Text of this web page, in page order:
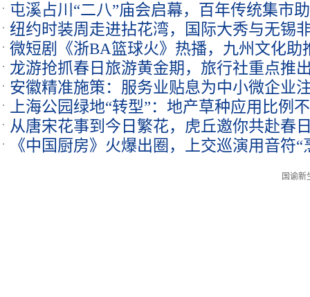
屯溪占川“二八”庙会启幕，百年传统集市
纽约时装周走进拈花湾，国际大秀与无锡
微短剧《浙BA篮球火》热播，九州文化助
龙游抢抓春日旅游黄金期，旅行社重点推
安徽精准施策：服务业贴息为中小微企业
上海公园绿地“转型”：地产草种应用比例
从唐宋花事到今日繁花，虎丘邀你共赴春
《中国厨房》火爆出圈，上交巡演用音符
国谕新